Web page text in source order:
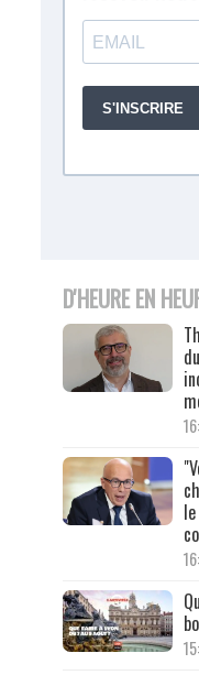
D'HEURE EN